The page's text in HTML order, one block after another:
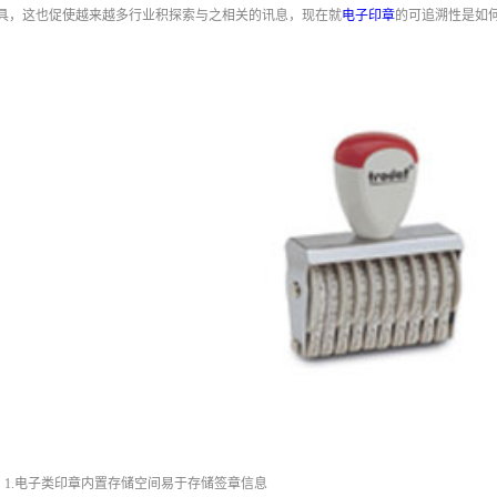
，这也促使越来越多行业积探索与之相关的讯息，现在就电子印章的可追溯性是如
1.电子类印章内置存储空间易于存储签章信息